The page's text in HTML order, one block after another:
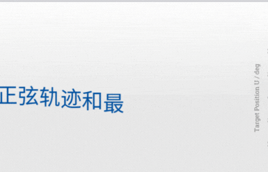
普爱
的电
术不